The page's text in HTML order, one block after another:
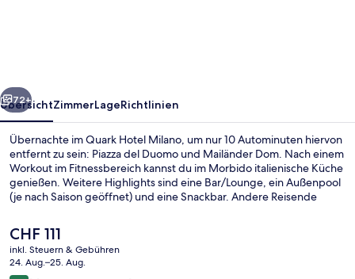
Weiter
72+
ÜbersichtZimmerLageRichtlinien
Übernachte im Quark Hotel Milano, um nur 10 Autominuten hiervon
entfernt zu sein: Piazza del Duomo und Mailänder Dom. Nach einem
Workout im Fitnessbereich kannst du im Morbido italienische Küche
genießen. Weitere Highlights sind eine Bar/Lounge, ein Außenpool
(je nach Saison geöffnet) und eine Snackbar. Andere Reisende
öffentlichen Verkehrsmittel sind nur einen kurzen Fußmarsch
entfernt: Zur Straßenbahnhaltestelle Giovanni da Cermenate sind
es 12 Minuten und zur Straßenbahnhaltestelle Volvinio 12 Minuten.
Der
aktuelle
Preis
beträgt
CHF 111
inkl. Steuern & Gebühren
24. Aug.–25. Aug.